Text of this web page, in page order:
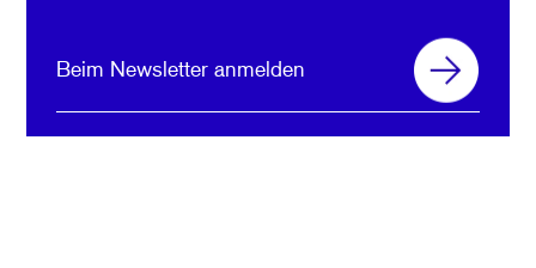
Beim Newsletter anmelden